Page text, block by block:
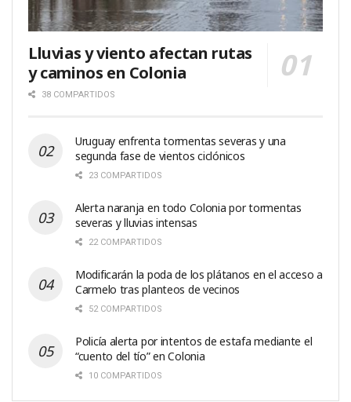
Lluvias y viento afectan rutas
y caminos en Colonia
38 COMPARTIDOS
Uruguay enfrenta tormentas severas y una
segunda fase de vientos ciclónicos
23 COMPARTIDOS
Alerta naranja en todo Colonia por tormentas
severas y lluvias intensas
22 COMPARTIDOS
Modificarán la poda de los plátanos en el acceso a
Carmelo tras planteos de vecinos
52 COMPARTIDOS
Policía alerta por intentos de estafa mediante el
“cuento del tío” en Colonia
10 COMPARTIDOS